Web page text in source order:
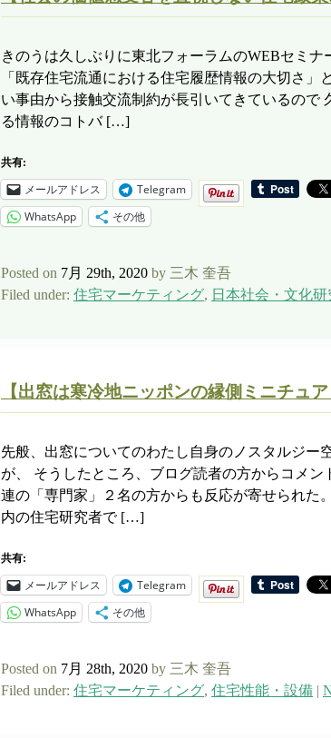
きのうは久しぶりに東北フォーラムのWEBセミナ
「既存住宅流通における住宅履歴情報の大切さ」
い事由から接触交流制約が長引いてきているので
る情報のコトバ […]
共有:
メールアドレス Telegram
WhatsApp
その他
Posted on 7月 29th, 2020 by 三木 奎吾
Filed under: 住宅マーケティング, 日本社会・文化研
【出窓は寒冷地ニッポンの縁側ミニチュア
先般、出窓についてのわたし自身のノスタルジー
が、 そうしたところ、ブログ読者の方からコメン
連の「専門家」２名の方からも反応が寄せられた
内の住宅研究者で […]
共有:
メールアドレス Telegram
WhatsApp
その他
Posted on 7月 28th, 2020 by 三木 奎吾
Filed under: 住宅マーケティング, 住宅性能・設備 |